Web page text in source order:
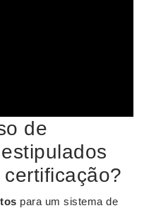
de
para um sistema de